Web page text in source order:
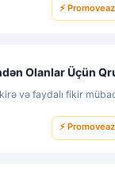
⚡
Olanlar Üçün
və faydalı fikir
⚡